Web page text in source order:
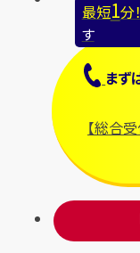
最短1分！
す
まず
【総合